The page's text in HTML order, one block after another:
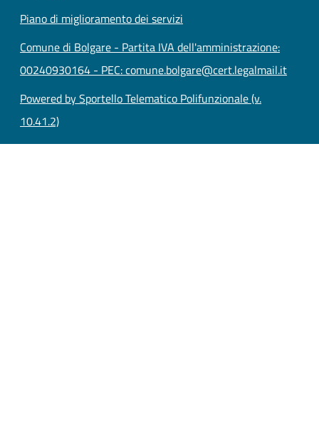
Piano di miglioramento dei servizi
Comune di Bolgare - Partita IVA dell'amministrazione:
00240930164 - PEC: comune.bolgare@cert.legalmail.it
Powered by Sportello Telematico Polifunzionale (v.
10.41.2)